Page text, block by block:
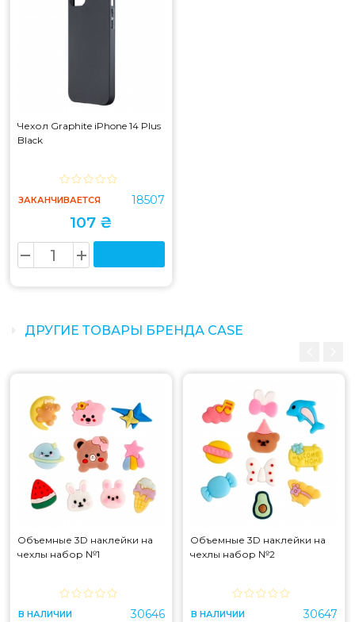
Чехол Graphite iPhone 14 Plus
Black
ЗАКАНЧИВАЕТСЯ 18507
107 ₴
ДРУГИЕ ТОВАРЫ БРЕНДА CASE
Объемные 3D наклейки на
чехлы набор №1
В НАЛИЧИИ 30646
Объемные 3D наклейки на
чехлы набор №2
В НАЛИЧИИ 30647